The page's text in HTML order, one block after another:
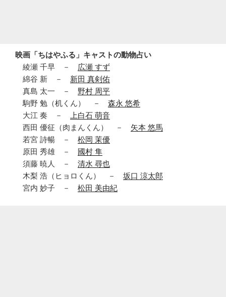
映画「ちはやふる」キャストの動物占い
綾瀬 千早 － 広瀬 すず
綿谷 新 － 新田 真剣佑
真島 太一 － 野村 周平
駒野 勉（机くん） － 森永 悠希
大江 奏 －
上白石 萌音
西田 優征（肉まんくん） － 矢本 悠馬
若宮 詩暢 － 松岡 茉優
原田 秀雄 － 國村 隼
須藤 暁人 － 清水 尋也
木梨 浩（ヒョロくん） － 坂口 涼太郎
宮内 妙子 － 松田 美由紀